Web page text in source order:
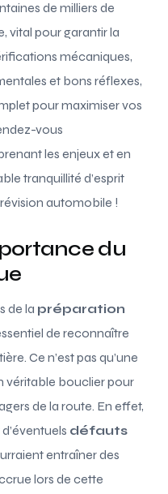
de milliers de
vital pour garantir la
mécaniques,
et bons réflexes,
pour maximiser vos
vous
les enjeux et en
tranquillité d’esprit
automobile !
du
de la préparation
de reconnaître
Ce n’est pas qu’une
véritable bouclier pour
de la route. En effet,
défauts
entraîner des
lors de cette